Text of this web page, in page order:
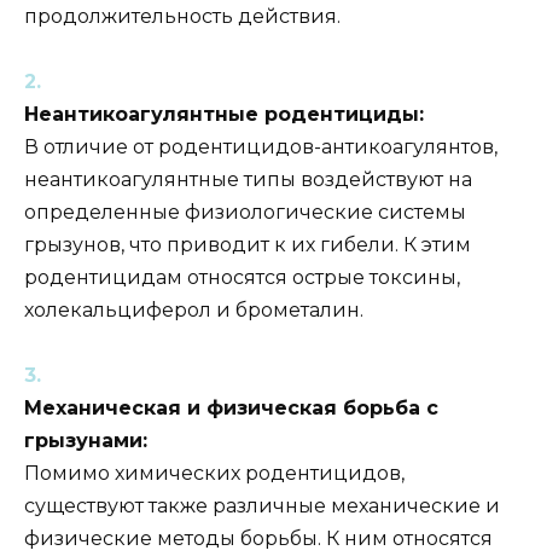
продолжительность действия.
Неантикоагулянтные родентициды:
В отличие от родентицидов-антикоагулянтов,
неантикоагулянтные типы воздействуют на
определенные физиологические системы
грызунов, что приводит к их гибели. К этим
родентицидам относятся острые токсины,
холекальциферол и брометалин.
Механическая и физическая борьба с
грызунами:
Помимо химических родентицидов,
существуют также различные механические и
физические методы борьбы. К ним относятся